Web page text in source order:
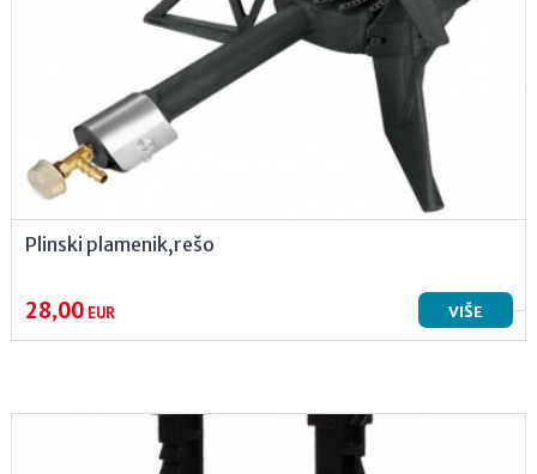
Plinski plamenik,rešo
28,00EUR VIŠE